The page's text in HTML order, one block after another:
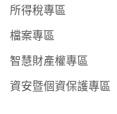
所得稅專區
檔案專區
智慧財產權專區
資安暨個資保護專區